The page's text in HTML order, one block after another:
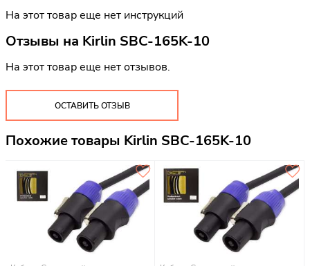
На этот товар еще нет инструкций
Отзывы на Kirlin SBC-165K-10
На этот товар еще нет отзывов.
ОСТАВИТЬ ОТЗЫВ
Похожие товары Kirlin SBC-165K-10